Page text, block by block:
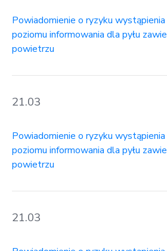
Powiadomienie o ryzyku
poziomu informowania dla pyłu
powietrzu
21.03
Powiadomienie o ryzyku
poziomu informowania dla pyłu
powietrzu
21.03